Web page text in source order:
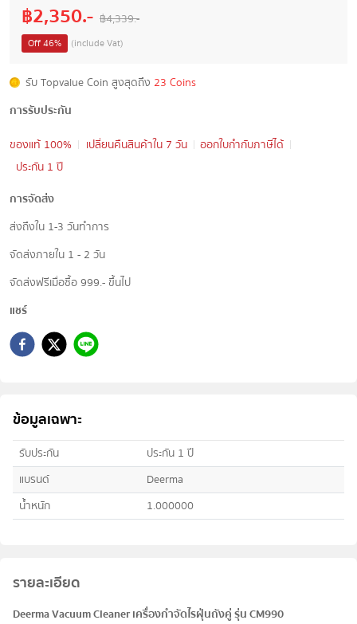
฿2,350.- ฿4,339.-
Off46% (include Vat)
รับ Topvalue Coin สูงสุดถึง 23 Coins
การรับประกัน
ของแท้ 100%
เปลี่ยนคืนสินค้าใน 7 วัน
ออกใบกำกับภาษีได้
ประกัน 1 ปี
การจัดส่ง
ส่งถึงใน 1-3 วันทำการ
จัดส่งภายใน 1 - 2 วัน
จัดส่งฟรีเมื่อซื้อ 999.- ขึ้นไป
แชร์
ข้อมูลเฉพาะ
รับประกัน
ประกัน 1 ปี
แบรนด์
Deerma
น้ำหนัก
1.000000
รายละเอียด
Deerma Vacuum Cleaner เครื่องกำจัดไรฝุ่นถังคู่ รุ่น CM990